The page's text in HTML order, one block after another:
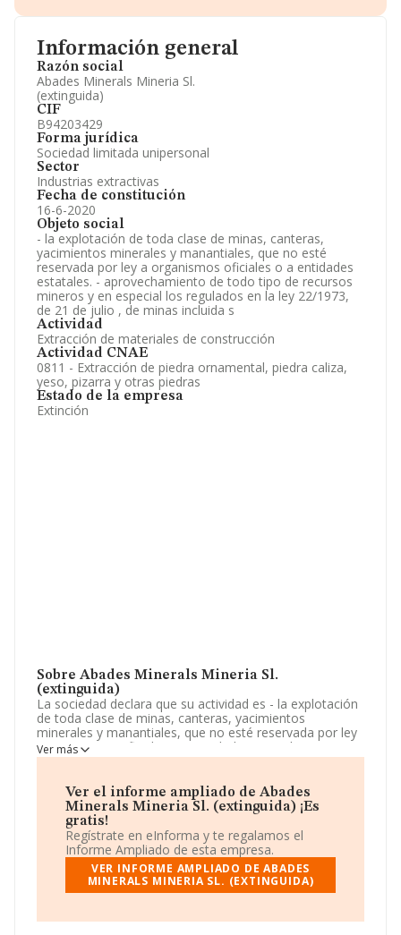
Información general
Razón social
Abades Minerals Mineria Sl.
(extinguida)
CIF
B94203429
Forma jurídica
Sociedad limitada unipersonal
Sector
Industrias extractivas
Fecha de constitución
16-6-2020
Objeto social
- la explotación de toda clase de minas, canteras,
yacimientos minerales y manantiales, que no esté
reservada por ley a organismos oficiales o a entidades
estatales. - aprovechamiento de todo tipo de recursos
mineros y en especial los regulados en la ley 22/1973,
de 21 de julio , de minas incluida s
Actividad
Extracción de materiales de construcción
Actividad CNAE
0811 - Extracción de piedra ornamental, piedra caliza,
yeso, pizarra y otras piedras
Estado de la empresa
Extinción
Sobre Abades Minerals Mineria Sl.
(extinguida)
La sociedad declara que su actividad es - la explotación
de toda clase de minas, canteras, yacimientos
minerales y manantiales, que no esté reservada por ley
a organismos oficiales o a entidades estatales. -
aprovechamiento de todo tipo de recursos mineros y en
de minas incluida s. La sociedad está registrada como
Sociedad Limitada. Tiene CNAE: 0811 - 'Extracción de
piedra ornamental y para la construcción, piedra caliza,
yeso, creta y pizarra'. La sociedad no tiene actividad en
mercados exteriores.
Es posible ponerse en contacto con la empresa a través
del teléfono 986787062 y la dirección de correo es
Ver más
Ver el informe ampliado de Abades
Minerals Mineria Sl. (extinguida) ¡Es
gratis!
Regístrate en eInforma y te regalamos el
Informe Ampliado de esta empresa.
VER INFORME AMPLIADO DE ABADES
MINERALS MINERIA SL. (EXTINGUIDA)
Accionistas.
Artículos de prensa publicados sobre la empresa.
Información oficial y registral complementaria.